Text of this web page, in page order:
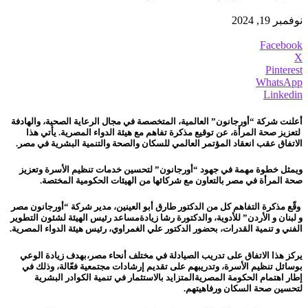
نوفمبر 19, 2024
Facebook
X
Pinterest
WhatsApp
Linkedin
أعلنت شركة “أورجانون” العالمية، المتخصصة في مجال الرعاية الصحية، والهادفة
لتعزيز صحة المرأة، عن توقيع مذكرة تفاهم مع هيئة الدواء المصرية. يأتي هذا
الاتفاق عقب انعقاد المؤتمر العالمي للسكان والصحة والتنمية البشرية في مصر.
ويمثل خطوة مهمة في جهود “أورجانون” لتحسين خدمات تنظيم الأسرة وتعزيز
صحة المرأة في مصر بالتعاون مع شركائها من الهيئات الحكومية المختصة.
وقّع مذكرة التفاهم كل من الدكتور طارق أبو العينين، مدير شركة “أورجانون مصر
و لبنان و الأردن” للأدوية، والدكتورة رشا زيادةمساعد رئيس الهيئة لشئون التطوير
الفني و تنمية القدرات، بحضور الدكتور علي الغمراوي، رئيس هيئة الدواء المصرية.
يركز هذا الاتفاق على تدريب الصيادلة في مختلف أنحاء مصر،بهدف زيادة الوعي
بوسائل تنظيم الأسرة، وتدريبهم على تقديم إرشادات مجتمعية فعّالة، وذلك في
إطار اهتمام الحكومة المصريةالمتزايد بالاستثمار في تنمية الكوادر البشرية
لتحسين صحة السكان ورفاهيتهم.